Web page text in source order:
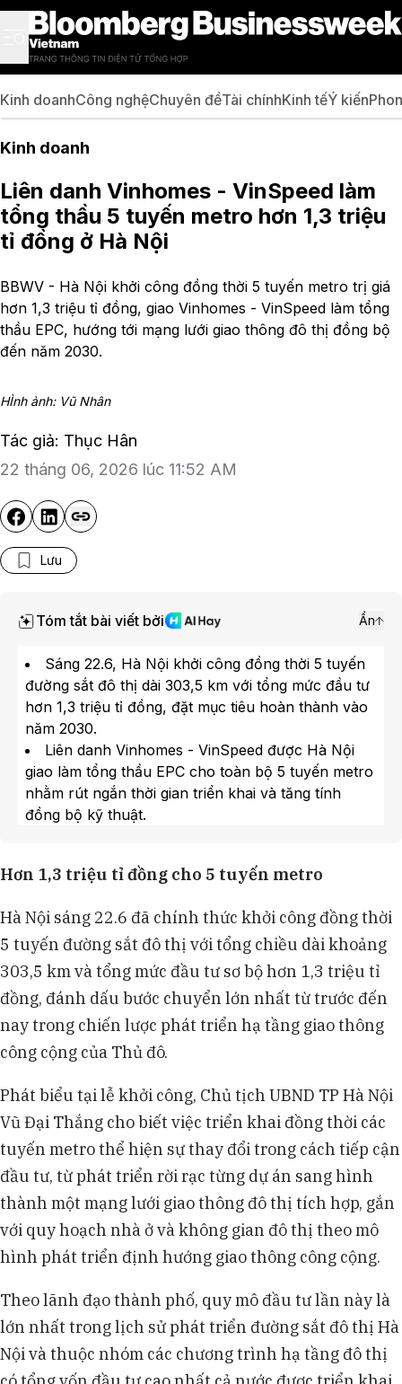
Kinh doanhCông nghệChuyên đềTài chínhKinh tếÝ kiến
Kinh doanh
Liên danh Vinhomes - VinSpeed làm
tổng thầu 5 tuyến metro hơn 1,3 triệu
tỉ đồng ở Hà Nội
BBWV - Hà Nội khởi công đồng thời 5 tuyến metro trị giá
hơn 1,3 triệu tỉ đồng, giao Vinhomes - VinSpeed làm tổng
thầu EPC, hướng tới mạng lưới giao thông đô thị đồng bộ
đến năm 2030.
HÌnh ảnh: Vũ Nhân
Tác giả: Thục Hân
22 tháng 06, 2026 lúc 11:52 AM
Lưu
Tóm tắt bài viết bởi Ẩn
Sáng 22.6, Hà Nội khởi công đồng thời 5 tuyến
đường sắt đô thị dài 303,5 km với tổng mức đầu tư
hơn 1,3 triệu tỉ đồng, đặt mục tiêu hoàn thành vào
năm 2030.
Liên danh Vinhomes - VinSpeed được Hà Nội
giao làm tổng thầu EPC cho toàn bộ 5 tuyến metro
nhằm rút ngắn thời gian triển khai và tăng tính
đồng bộ kỹ thuật.
hiện sự thay đổi lớn từ phát triển rời rạc sang mạng
Năm tuyến metro được khởi công gồm tuyến số
1, số 2, số 8, số 10 và số 14, kết nối các khu vực
trọng điểm từ Nội Bài đến các đô thị vệ tinh.
Hà Nội cũng triển khai 3 dự án nhà ở cho thuê
quy mô hơn 8.000 căn hộ với tổng vốn đầu tư hơn
30.000 tỉ đồng tại Pháp Vân, Việt Hưng và Long
Biên.
Hơn 1,3 triệu tỉ đồng cho 5 tuyến metro
Hà Nội sáng 22.6 đã chính thức khởi công đồng thời
5 tuyến đường sắt đô thị với tổng chiều dài khoảng
303,5 km và tổng mức đầu tư sơ bộ hơn 1,3 triệu tỉ
đồng, đánh dấu bước chuyển lớn nhất từ trước đến
nay trong chiến lược phát triển hạ tầng giao thông
công cộng của Thủ đô.
Phát biểu tại lễ khởi công, Chủ tịch UBND TP Hà Nội
Vũ Đại Thắng cho biết việc triển khai đồng thời các
tuyến metro thể hiện sự thay đổi trong cách tiếp cận
đầu tư, từ phát triển rời rạc từng dự án sang hình
thành một mạng lưới giao thông đô thị tích hợp, gắn
với quy hoạch nhà ở và không gian đô thị theo mô
hình phát triển định hướng giao thông công cộng.
Theo lãnh đạo thành phố, quy mô đầu tư lần này là
lớn nhất trong lịch sử phát triển đường sắt đô thị Hà
Nội và thuộc nhóm các chương trình hạ tầng đô thị